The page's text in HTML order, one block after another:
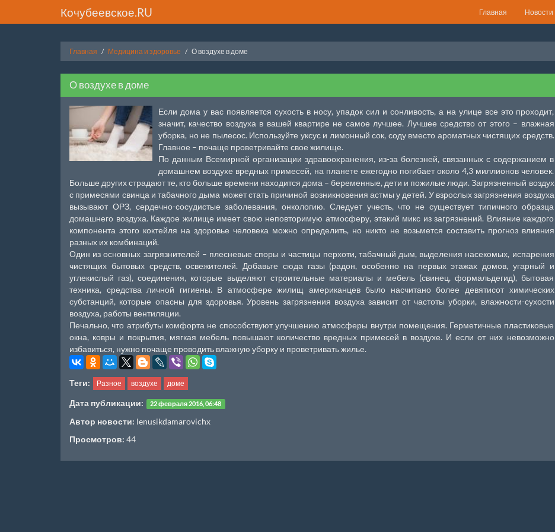
Кочубеевское.RU Главная Новости
Главная Медицина и здоровье О воздухе в доме
О воздухе в доме
Если дома у вас появляется сухость в носу, упадок сил и сонливость, а на улице все это проходит,
значит, качество воздуха в вашей квартире не самое лучшее. Лучшее средство от этого – влажная
уборка, но не пылесос. Используйте уксус и лимонный сок, соду вместо ароматных чистящих средств.
Главное – почаще проветривайте свое жилище.
По данным Всемирной организации здравоохранения, из-за болезней, связанных с содержанием в
домашнем воздухе вредных примесей, на планете ежегодно погибает около 4,3 миллионов человек.
Больше других страдают те, кто больше времени находится дома – беременные, дети и пожилые люди. Загрязненный воздух
с примесями свинца и табачного дыма может стать причиной возникновения астмы у детей. У взрослых загрязнения воздуха
вызывают ОРЗ, сердечно-сосудистые заболевания, онкологию. Следует учесть, что не существует типичного образца
домашнего воздуха. Каждое жилище имеет свою неповторимую атмосферу, этакий микс из загрязнений. Влияние каждого
компонента этого коктейля на здоровье человека можно определить, но никто не возьмется составить прогноз влияния
разных их комбинаций.
Один из основных загрязнителей – плесневые споры и частицы перхоти, табачный дым, выделения насекомых, испарения
чистящих бытовых средств, освежителей. Добавьте сюда газы (радон, особенно на первых этажах домов, угарный и
углекислый газ), соединения, которые выделяют строительные материалы и мебель (свинец, формальдегид), бытовая
техника, средства личной гигиены. В атмосфере жилищ американцев было насчитано более девятисот химических
субстанций, которые опасны для здоровья. Уровень загрязнения воздуха зависит от частоты уборки, влажности-сухости
воздуха, работы вентиляции.
Печально, что атрибуты комфорта не способствуют улучшению атмосферы внутри помещения. Герметичные пластиковые
окна, ковры и покрытия, мягкая мебель повышают количество вредных примесей в воздухе. И если от них невозможно
избавиться, нужно почаще проводить влажную уборку и проветривать жилье.
Теги: Разное воздухе доме
Дата публикации: 22 февраля 2016, 06:48
Автор новости: lenusikdamarovichx
Просмотров: 44